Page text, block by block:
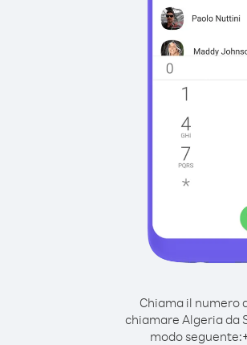
Chiama il numero
chiamare Algeria da
modo seguente: